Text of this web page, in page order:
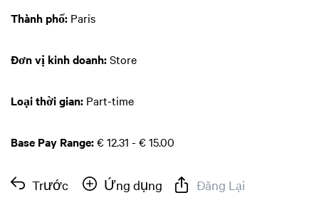
Thành phố: Paris
Đơn vị kinh doanh:Store
Loại thời gian: Part-time
Base Pay Range:€ 12.31 - € 15.00
Trước Ứng dụng Đăng Lại